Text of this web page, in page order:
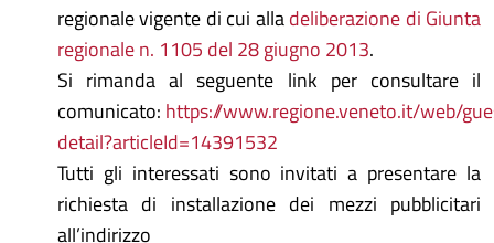
regionale vigente di cui alladeliberazione di Giunta
regionale n. 1105 del 28 giugno 2013.
Si rimanda al seguente link per consultare il
comunicato: https://www.regione.veneto.it/web/
detail?articleId=14391532
Tutti gli interessati sono invitati a presentare la
richiesta di installazione dei mezzi pubblicitari
all’indirizzo